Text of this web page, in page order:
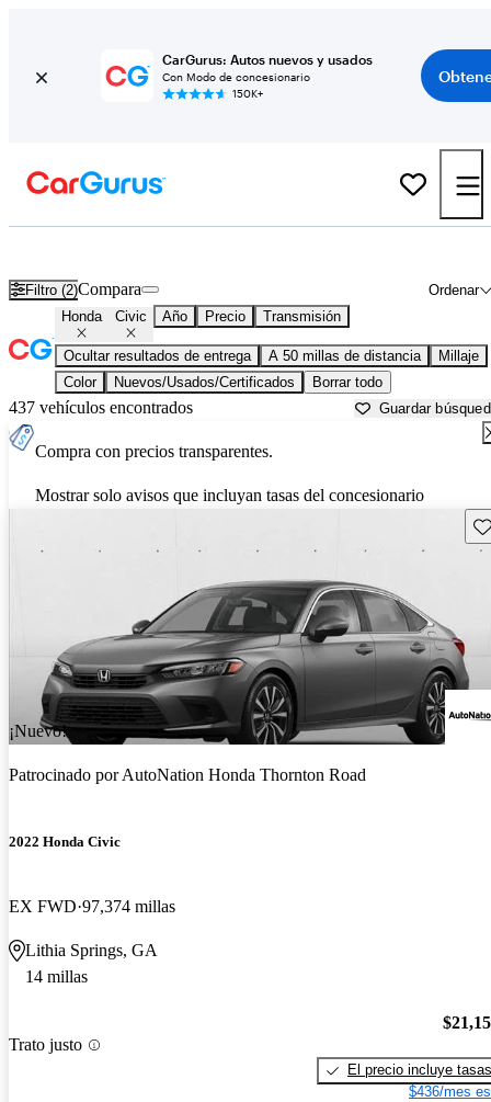
CarGurus: Autos nuevos y usados
Con Modo de concesionario
150K+
Filtro (2) Ordenar
Compara
Honda Civic Año Precio Transmisión
Ocultar resultados de entrega A 50 millas de distancia
Millaje
Color
Nuevos/Usados/Certificados Borrar todo
437 vehículos encontrados Guardar
Compra con precios transparentes.
Mostrar solo avisos que incluyan tasas del concesionario
¡Nuevo!
Patrocinado porAutoNation Honda Thornton Road
2022 Honda Civic
EX FWD 97,374 millas
Lithia Springs, GA
14 millas
Trato justo
El precio incluye tasas
$436/mes